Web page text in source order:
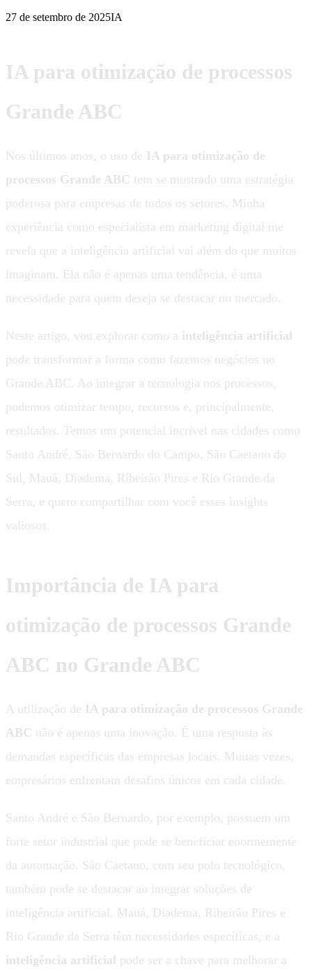
27 de setembro de 2025IA
IA para otimização de processos
Grande ABC
Nos últimos anos, o uso de IA para otimização de
processos Grande ABC tem se mostrado uma estratégia
poderosa para empresas de todos os setores. Minha
experiência como especialista em marketing digital me
revela que a inteligência artificial vai além do que muitos
imaginam. Ela não é apenas uma tendência, é uma
necessidade para quem deseja se destacar no mercado.
Neste artigo, vou explorar como a inteligência artificial
pode transformar a forma como fazemos negócios no
Grande ABC. Ao integrar a tecnologia nos processos,
podemos otimizar tempo, recursos e, principalmente,
resultados. Temos um potencial incrível nas cidades como
Santo André, São Bernardo do Campo, São Caetano do
Sul, Mauá, Diadema, Ribeirão Pires e Rio Grande da
Serra, e quero compartilhar com você esses insights
valiosos.
Importância de IA para
otimização de processos Grande
ABC no Grande ABC
A utilização de IA para otimização de processos Grande
ABC não é apenas uma inovação. É uma resposta às
demandas específicas das empresas locais. Muitas vezes,
empresários enfrentam desafios únicos em cada cidade.
Santo André e São Bernardo, por exemplo, possuem um
forte setor industrial que pode se beneficiar enormemente
da automação. São Caetano, com seu polo tecnológico,
também pode se destacar ao integrar soluções de
inteligência artificial. Mauá, Diadema, Ribeirão Pires e
Rio Grande da Serra têm necessidades específicas, e a
inteligência artificial pode ser a chave para melhorar a